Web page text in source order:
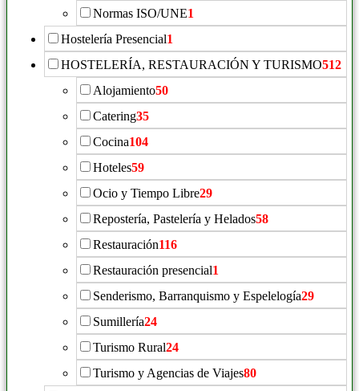
Normas ISO/UNE1
Hostelería Presencial1
HOSTELERÍA, RESTAURACIÓN Y TURISMO512
Alojamiento50
Catering35
Cocina104
Hoteles59
Ocio y Tiempo Libre29
Repostería, Pastelería y Helados58
Restauración116
Restauración presencial1
Senderismo, Barranquismo y Espelelogía29
Sumillería24
Turismo Rural24
Turismo y Agencias de Viajes80